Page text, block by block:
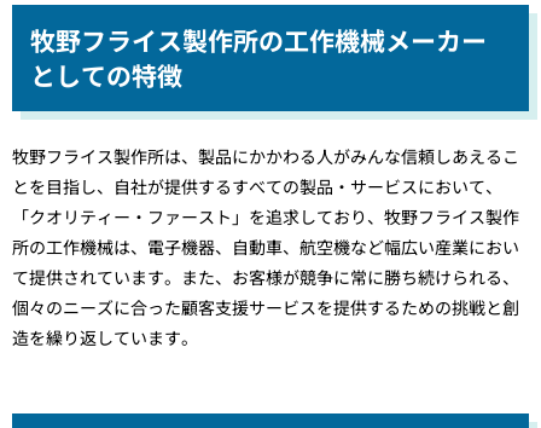
牧野フライス製作所の工作機械メーカー
としての特徴
牧野フライス製作所は、製品にかかわる人がみんな信頼しあえるこ
とを目指し、自社が提供するすべての製品・サービスにおいて、
「クオリティー・ファースト」を追求しており、牧野フライス製作
所の工作機械は、電子機器、自動車、航空機など幅広い産業におい
て提供されています。また、お客様が競争に常に勝ち続けられる、
個々のニーズに合った顧客支援サービスを提供するための挑戦と創
造を繰り返しています。